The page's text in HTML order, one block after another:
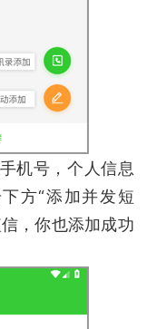
机号，个人信息
方“添加并发短
，你也添加成功